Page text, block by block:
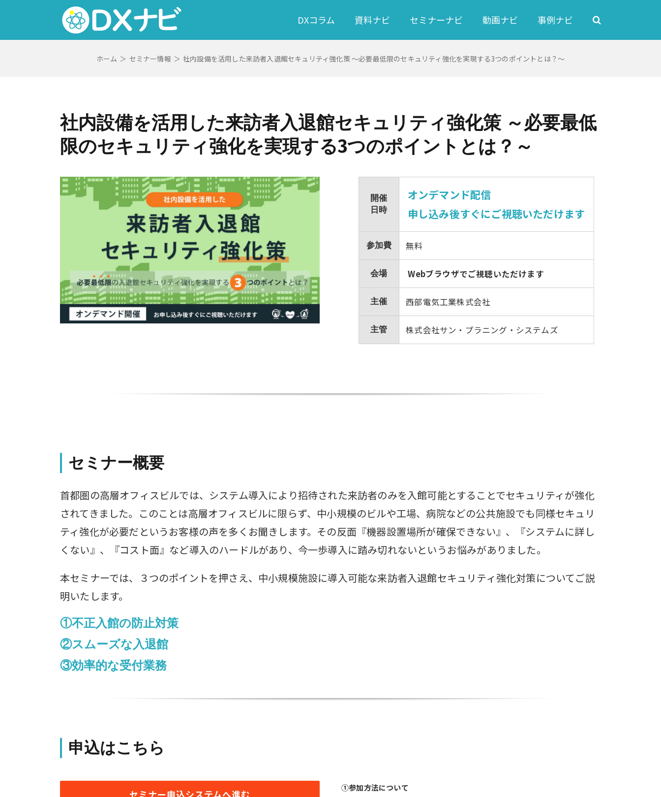
DXコラム 資料ナビ セミナーナビ 動画ナビ 事例ナビ
ホーム ＞ セミナー情報 ＞ 社内設備を活用した来訪者入退館セキュリティ強化策 ～必要最低限のセキュリティ強化を実現する3つのポイントとは？～
社内設備を活用した来訪者入退館セキュリティ強化策 ～必要最低
限のセキュリティ強化を実現する3つのポイントとは？～
開催
日時
オンデマンド配信
申し込み後すぐにご視聴いただけます
参加費 無料
会場 Webブラウザでご視聴いただけます
主催 西部電気工業株式会社
主管 株式会社サン・プラニング・システムズ
セミナー概要
首都圏の高層オフィスビルでは、システム導入により招待された来訪者のみを入館可能とすることでセキュリティが強化
されてきました。このことは高層オフィスビルに限らず、中小規模のビルや工場、病院などの公共施設でも同様セキュリ
ティ強化が必要だというお客様の声を多くお聞きします。その反面『機器設置場所が確保できない』、『システムに詳し
くない』、『コスト面』など導入のハードルがあり、今一歩導入に踏み切れないというお悩みがありました。
本セミナーでは、３つのポイントを押さえ、中小規模施設に導入可能な来訪者入退館セキュリティ強化対策についてご説
明いたします。
①不正入館の防止対策
②スムーズな入退館
③効率的な受付業務
申込はこちら
セミナー申込システムへ進む
①参加方法について